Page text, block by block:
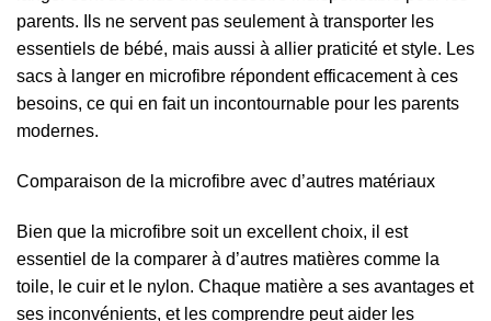
parents. Ils ne servent pas seulement à transporter les
essentiels de bébé, mais aussi à allier praticité et style. Les
sacs à langer en microfibre répondent efficacement à ces
besoins, ce qui en fait un incontournable pour les parents
modernes.
Comparaison de la microfibre avec d’autres matériaux
Bien que la microfibre soit un excellent choix, il est
essentiel de la comparer à d’autres matières comme la
toile, le cuir et le nylon. Chaque matière a ses avantages et
ses inconvénients, et les comprendre peut aider les